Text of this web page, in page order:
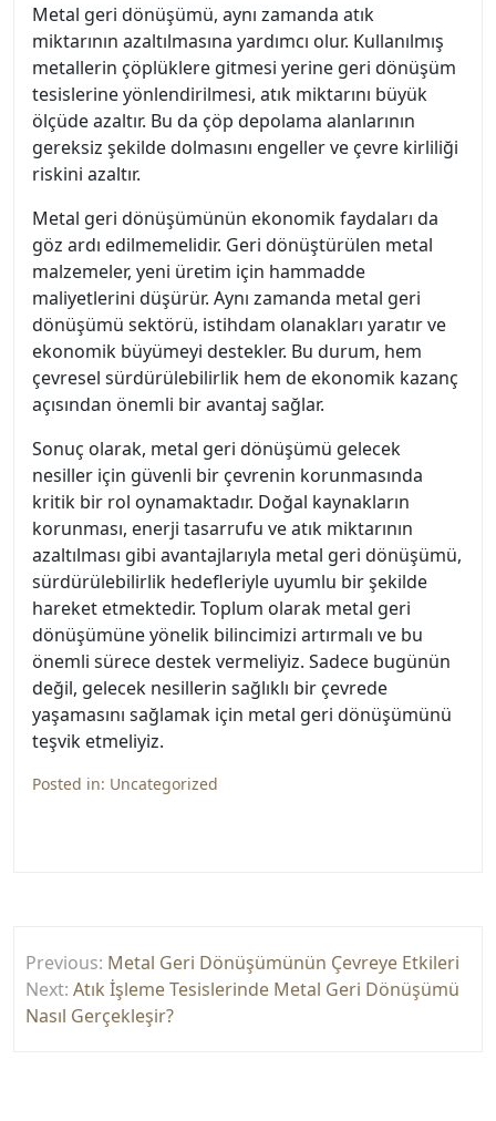
Metal geri dönüşümü, aynı zamanda atık
miktarının azaltılmasına yardımcı olur. Kullanılmış
metallerin çöplüklere gitmesi yerine geri dönüşüm
tesislerine yönlendirilmesi, atık miktarını büyük
ölçüde azaltır. Bu da çöp depolama alanlarının
gereksiz şekilde dolmasını engeller ve çevre kirliliği
riskini azaltır.
Metal geri dönüşümünün ekonomik faydaları da
göz ardı edilmemelidir. Geri dönüştürülen metal
malzemeler, yeni üretim için hammadde
maliyetlerini düşürür. Aynı zamanda metal geri
dönüşümü sektörü, istihdam olanakları yaratır ve
ekonomik büyümeyi destekler. Bu durum, hem
çevresel sürdürülebilirlik hem de ekonomik kazanç
açısından önemli bir avantaj sağlar.
Sonuç olarak, metal geri dönüşümü gelecek
nesiller için güvenli bir çevrenin korunmasında
kritik bir rol oynamaktadır. Doğal kaynakların
korunması, enerji tasarrufu ve atık miktarının
azaltılması gibi avantajlarıyla metal geri dönüşümü,
sürdürülebilirlik hedefleriyle uyumlu bir şekilde
hareket etmektedir. Toplum olarak metal geri
dönüşümüne yönelik bilincimizi artırmalı ve bu
önemli sürece destek vermeliyiz. Sadece bugünün
değil, gelecek nesillerin sağlıklı bir çevrede
yaşamasını sağlamak için metal geri dönüşümünü
teşvik etmeliyiz.
Posted in: Uncategorized
gezinmesi
Previous: Metal Geri Dönüşümünün Çevreye Etkileri
Next: Atık İşleme Tesislerinde Metal Geri Dönüşümü
Nasıl Gerçekleşir?